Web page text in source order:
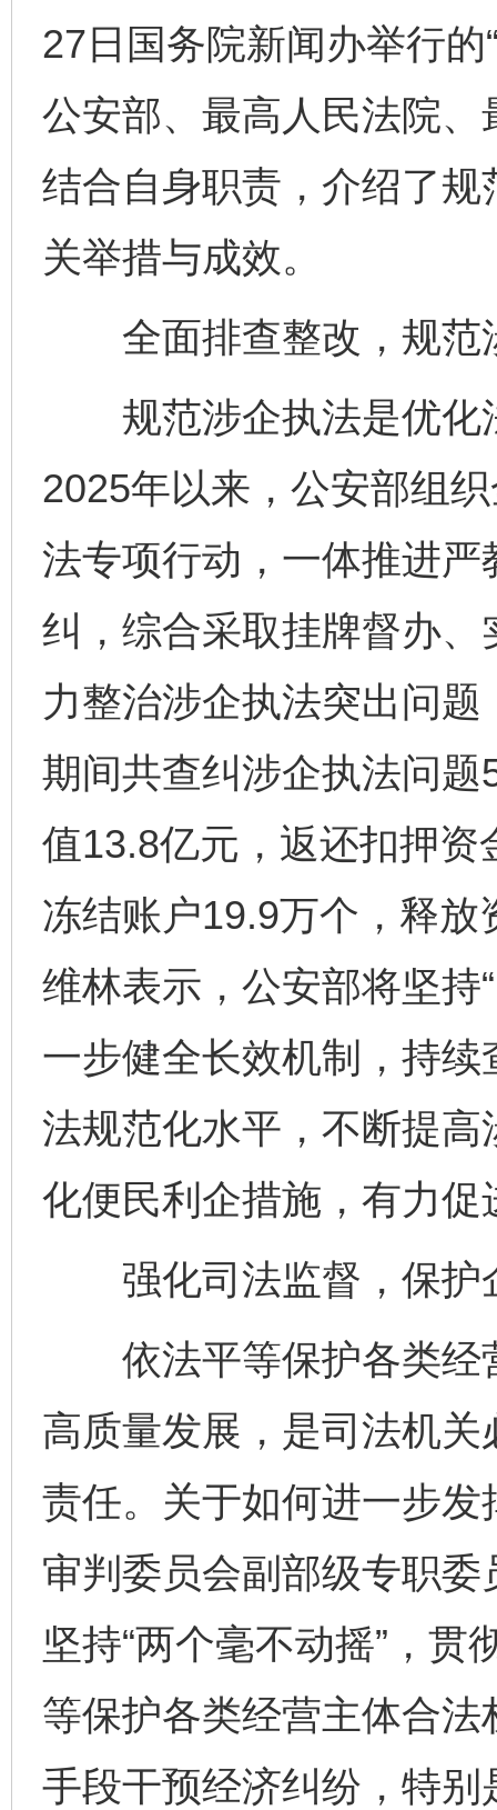
27日国务院新闻办举行的
公安部、最高人民法院
结合自身职责，介绍了
关举措与成效。
全面排查整改，规范
规范涉企执法是优化
2025年以来，公安部组
法专项行动，一体推进
纠，综合采取挂牌督办
力整治涉企执法突出问
期间共查纠涉企执法问
值13.8亿元，返还扣押
冻结账户19.9万个，释
维林表示，公安部将坚持
一步健全长效机制，持
法规范化水平，不断提
化便民利企措施，有力
强化司法监督，保护
依法平等保护各类经
高质量发展，是司法机
责任。关于如何进一步
审判委员会副部级专职
坚持“两个毫不动摇”，
等保护各类经营主体合
手段干预经济纠纷，特